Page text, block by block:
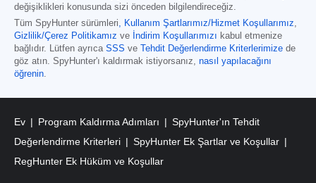
değişiklikleri konusunda sizi önceden bilgilendireceğiz.
Tüm SpyHunter sürümleri
Kullanım Şartlarımız/Hizmet Koşullarımız
Gizlilik/Çerez Politikamız ve İndirim Koşullarımızı kabul etmenize
bağlıdır. Lütfen ayrıca SSS ve Tehdit Değerlendirme Kriterlerimize de
göz atın. SpyHunter'ı kaldırmak istiyorsanız, nasıl yapılacağını
öğrenin
Ev Program Kaldırma Adımları
SpyHunter'ın Tehdit
Değerlendirme Kriterleri
SpyHunter Ek Şartlar ve Koşullar
RegHunter Ek Hüküm ve Koşullar